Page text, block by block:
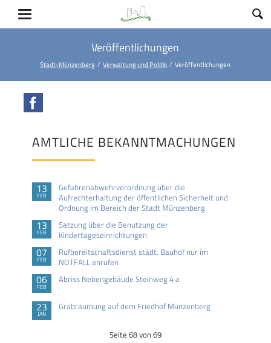
Veröffentlichungen
Stadt-Münzenberg Verwaltung und Politik Veröffentlichungen
AMTLICHE BEKANNTMACHUNGEN
13
FEB
Gefahrenabwehrverordnung über die
Aufrechterhaltung der öffentlichen Sicherheit und
Ordnung im Bereich der Stadt Münzenberg
13
FEB
Satzung über die Benutzung der
Kindertageseinrichtungen
07
FEB
Rufbereitschaftsdienst städt. Bauhof nur im
NOTFALL anrufen
06
FEB
Abriss Nebengebäude Steinweg 4 a
23
JAN
Grabräumung auf dem Friedhof Münzenberg
Seite 68 von 69